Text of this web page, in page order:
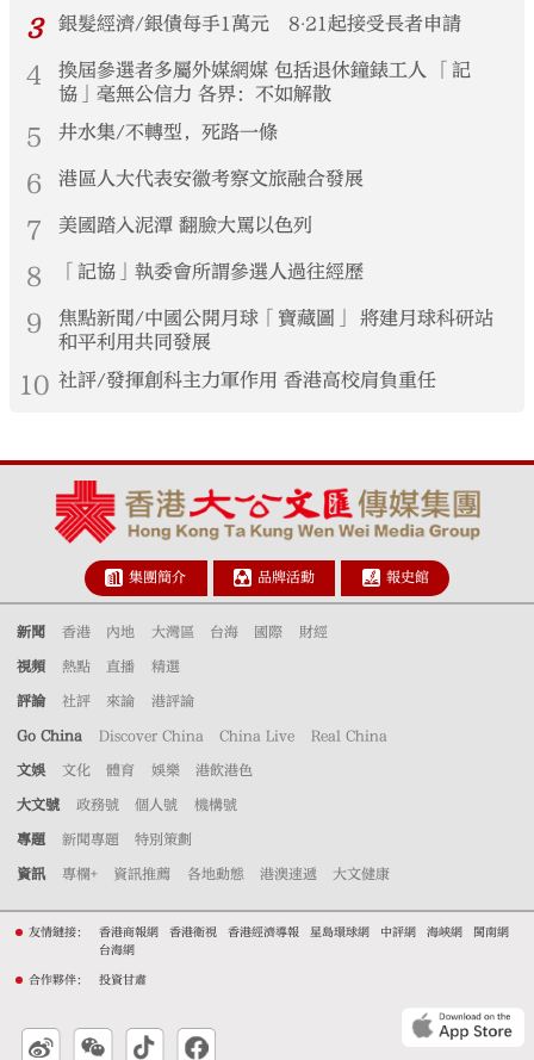
3 銀髮經濟/銀債每手1萬元 8‧21起接受長者申請
4
換屆參選者多屬外媒網媒 包括退休鐘錶工人 「記
協」毫無公信力 各界：不如解散
5 井水集/不轉型，死路一條
6 港區人大代表安徽考察文旅融合發展
7 美國踏入泥潭 翻臉大罵以色列
8 「記協」執委會所謂參選人過往經歷
9
焦點新聞/中國公開月球「寶藏圖」 將建月球科研站
和平利用共同發展
10 社評/發揮創科主力軍作用 香港高校肩負重任
集團簡介 品牌活動 報史館
新聞 香港 內地 大灣區 台海 國際 財經
視頻 熱點 直播 精選
評論 社評 來論 港評論
Go China Discover China China Live Real China
文娛 文化 體育 娛樂 港飲港色
大文號 政務號 個人號 機構號
專題 新聞專題 特別策劃
資訊 專欄+ 資訊推薦 各地動態 港澳速遞 大文健康
友情鏈接： 香港商報網 香港衛視 香港經濟導報 星島環球網 中評網 海峽網
閩南網
台海網
合作夥伴： 投資甘肅